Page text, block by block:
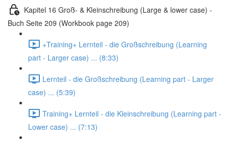
Kapitel 16 Groß- & Kleinschreibung (Large & lower case) -
Buch Seite 209 (Workbook page 209)
+Training+ Lernteil - die Großschreibung (Learning
part - Larger case) ... (8:33)
Lernteil - die Großschreibung (Learning part - Larger
case) ... (5:39)
Training+ Lernteil - die Kleinschreibung (Learning part -
Lower case) ... (7:13)